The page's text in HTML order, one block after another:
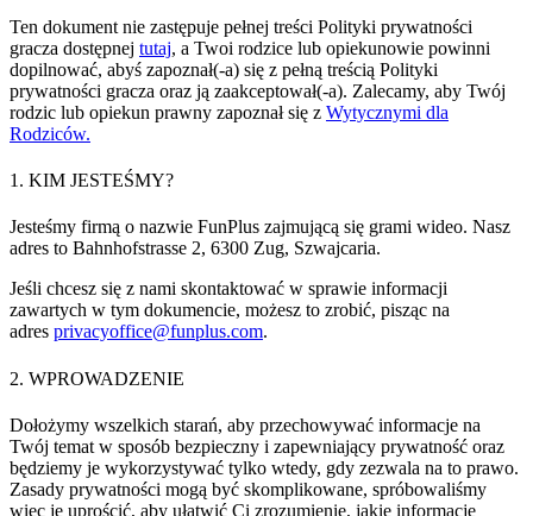
Ten dokument nie zastępuje pełnej treści Polityki prywatności
gracza dostępnej tutaj, a Twoi rodzice lub opiekunowie powinni
dopilnować, abyś zapoznał(-a) się z pełną treścią Polityki
prywatności gracza oraz ją zaakceptował(-a). Zalecamy, aby Twój
rodzic lub opiekun prawny zapoznał się z Wytycznymi dla
Rodziców.
1. KIM JESTEŚMY?
Jesteśmy firmą o nazwie FunPlus zajmującą się grami wideo. Nasz
adres to Bahnhofstrasse 2, 6300 Zug, Szwajcaria.
Jeśli chcesz się z nami skontaktować w sprawie informacji
zawartych w tym dokumencie, możesz to zrobić, pisząc na
adres privacyoffice@funplus.com.
2. WPROWADZENIE
Dołożymy wszelkich starań, aby przechowywać informacje na
Twój temat w sposób bezpieczny i zapewniający prywatność oraz
będziemy je wykorzystywać tylko wtedy, gdy zezwala na to prawo.
Zasady prywatności mogą być skomplikowane, spróbowaliśmy
więc je uprościć, aby ułatwić Ci zrozumienie, jakie informacje